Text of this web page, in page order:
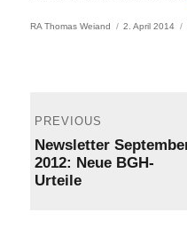
Author
RA Thomas Weiand
Posted
2. April 2014
navigation
PREVIOUS
Previous
post:
Newsletter
2012: Neue BGH-
Urteile
Next
post: